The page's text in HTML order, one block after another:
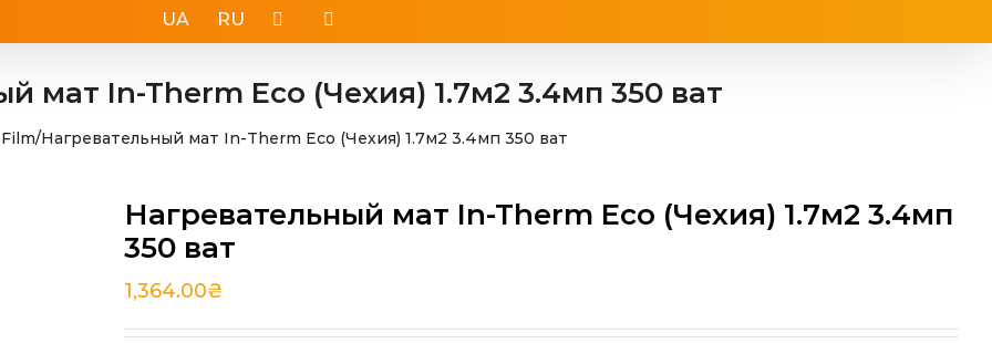
UA RU
мат In-Therm Eco (Чехия) 1.7м2 3.4мп 350 ват
/Нагревательный мат In-Therm Eco (Чехия) 1.7м2 3.4мп 350 ват
Нагревательный мат In-Therm Eco (Чехия) 1.7м2 3.4мп
350 ват
1,364.00₴